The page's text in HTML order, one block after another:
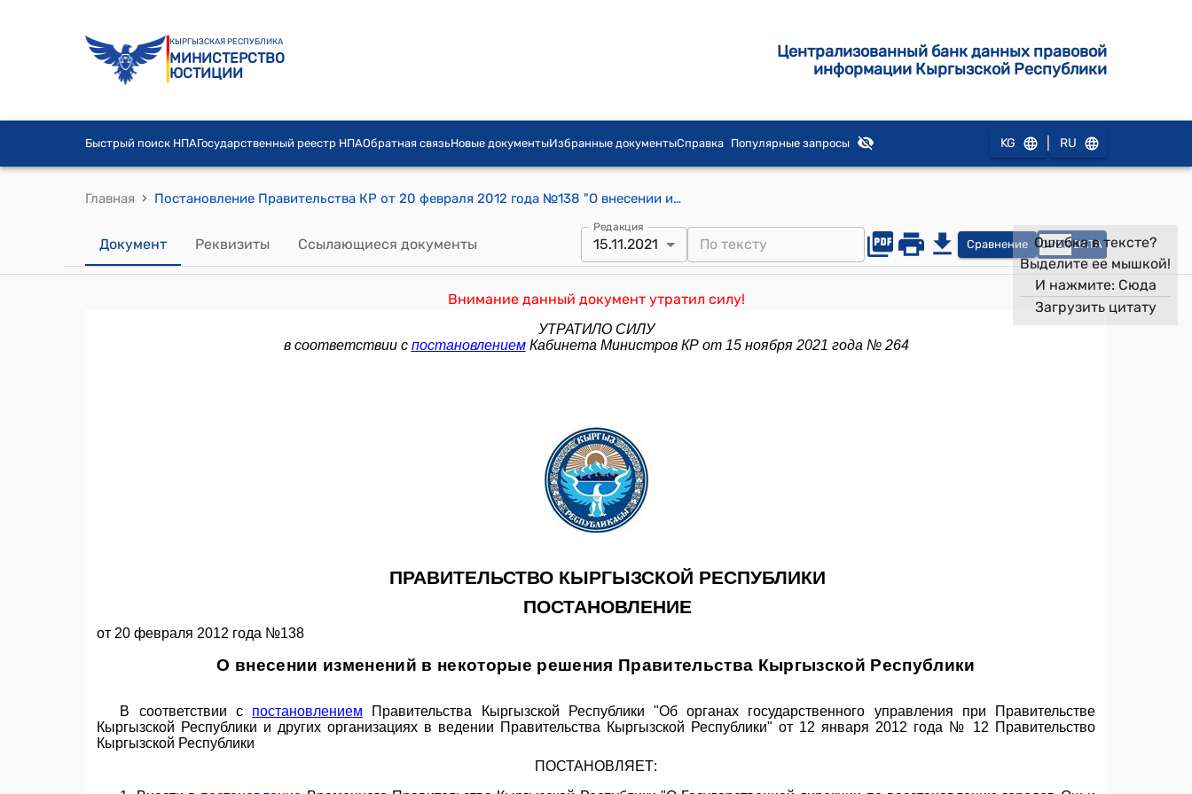
КЫРГЫЗСКАЯ РЕСПУБЛИКА
МИНИСТЕРСТВО
ЮСТИЦИИ
Централизованный банк данных правовой
информации Кыргызской Республики
Быстрый поиск НПАГосударственный реестр НПАОбратная связьНовые документыИзбранные документыСправка Популярные запросы KG RU
Главная › Постановление Правительства КР от 20 февраля 2012 года №138 "О внесении изменений в некоторые решения Правительства Кыргызской Республики"
Документ Реквизиты Ссылающиеся документы
Редакция
15.11.2021 Сравнение OPEN DATA
Внимание данный документ утратил силу!
Ошибка в тексте?
Выделите ее мышкой!
И нажмите: Сюда
Загрузить цитату